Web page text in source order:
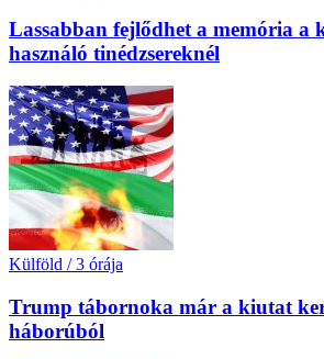
Lassabban fejlődhet a memória a
használó tinédzsereknél
Külföld / 3 órája
Trump tábornoka már a kiutat
háborúból